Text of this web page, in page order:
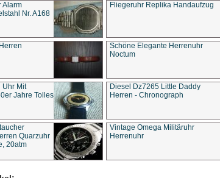
Alarm
Nr. A168
Fliegeruhr Replika Handaufzug
Schöne Elegante Herrenuhr
Noctum
Uhr Mit
Jahre Tolles
Diesel Dz7265 Little Daddy
Herren - Chronograph
Quarzuhr
20atm
Vintage Omega Militäruhr
Herrenuhr